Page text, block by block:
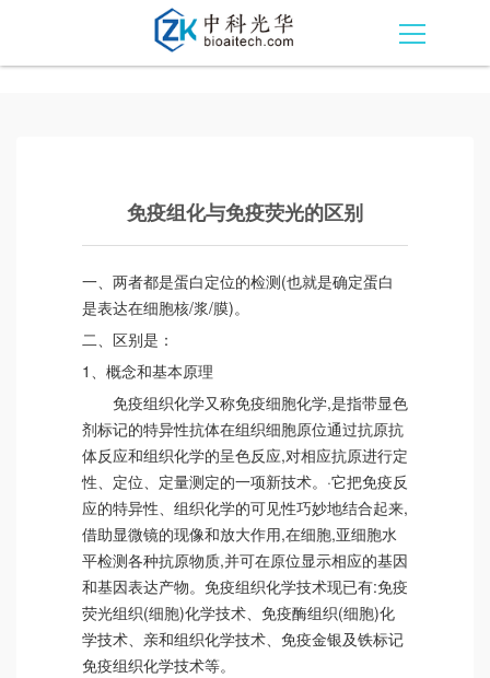
免疫组化与免疫荧光的区别
一、两者都是蛋白定位的检测(也就是确定蛋白
是表达在细胞核/浆/膜)。
二、区别是：
1、概念和基本原理
免疫组织化学又称免疫细胞化学,是指带显色
剂标记的特异性抗体在组织细胞原位通过抗原抗
体反应和组织化学的呈色反应,对相应抗原进行定
性、定位、定量测定的一项新技术。·它把免疫反
应的特异性、组织化学的可见性巧妙地结合起来,
借助显微镜的现像和放大作用,在细胞,亚细胞水
平检测各种抗原物质,并可在原位显示相应的基因
和基因表达产物。免疫组织化学技术现已有:免疫
荧光组织(细胞)化学技术、免疫酶组织(细胞)化
学技术、亲和组织化学技术、免疫金银及铁标记
免疫组织化学技术等。